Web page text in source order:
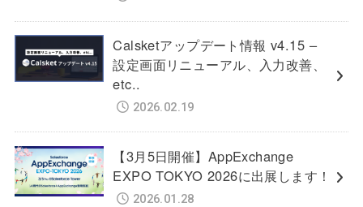
Calsketアップデート情報 v4.15 –
設定画面リニューアル、入力改善、
etc..
2026.02.19
【3月5日開催】AppExchange
EXPO TOKYO 2026に出展します！
2026.01.28